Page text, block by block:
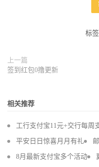
标签
上一篇
签到红包0撸更新
相关推荐
工行支付宝11元+交行每周
平安日日惊喜月月有礼
8月最新支付宝多个活动